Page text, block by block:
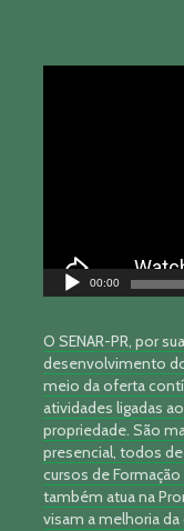
00:00
O SENAR-PR, por
desenvolvimento
meio da oferta
atividades ligadas
propriedade. São
presencial, todos
cursos de Formação
também atua na
visam a melhoria da